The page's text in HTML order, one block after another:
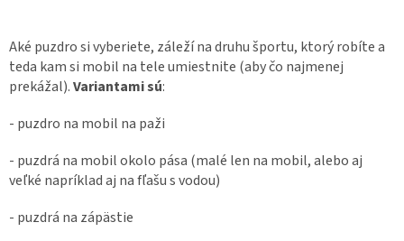
Aké puzdro si vyberiete, záleží na druhu športu, ktorý robíte a
teda kam si mobil na tele umiestnite (aby čo najmenej
prekážal).Variantami sú:
- puzdro na mobil na paži
- puzdrá na mobil okolo pása (malé len na mobil, alebo aj
veľké napríklad aj na fľašu s vodou)
- puzdrá na zápästie